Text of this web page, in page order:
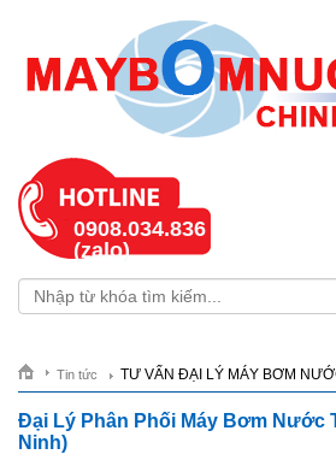
0908.034.836
(zalo)
Tin tức TƯ VẤN ĐẠI LÝ MÁY BƠM
Đại Lý Phân Phối Máy Bơm Nước
Ninh)